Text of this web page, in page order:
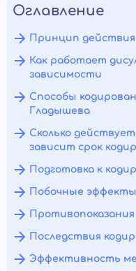
Оглавление
Принцип
Как работает
зависимости
Способы
Гладышева
Сколько
зависит срок
Подготовка к
Побочные
Последствия
Эффективность